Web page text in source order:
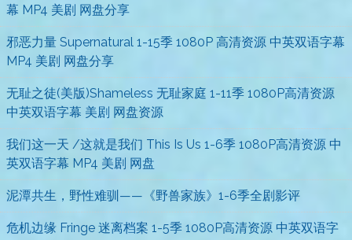
幕 MP4 美剧 网盘分享
邪恶力量 Supernatural 1-15季 1080P 高清资源 中英双语字幕
MP4 美剧 网盘分享
无耻之徒(美版)Shameless 无耻家庭 1-11季 1080P高清资源
中英双语字幕 美剧 网盘资源
我们这一天 /这就是我们 This Is Us 1-6季 1080P高清资源 中
英双语字幕 MP4 美剧 网盘
泥潭共生，野性难驯——《野兽家族》1-6季全剧影评
危机边缘 Fringe 迷离档案 1-5季 1080P高清资源 中英双语字